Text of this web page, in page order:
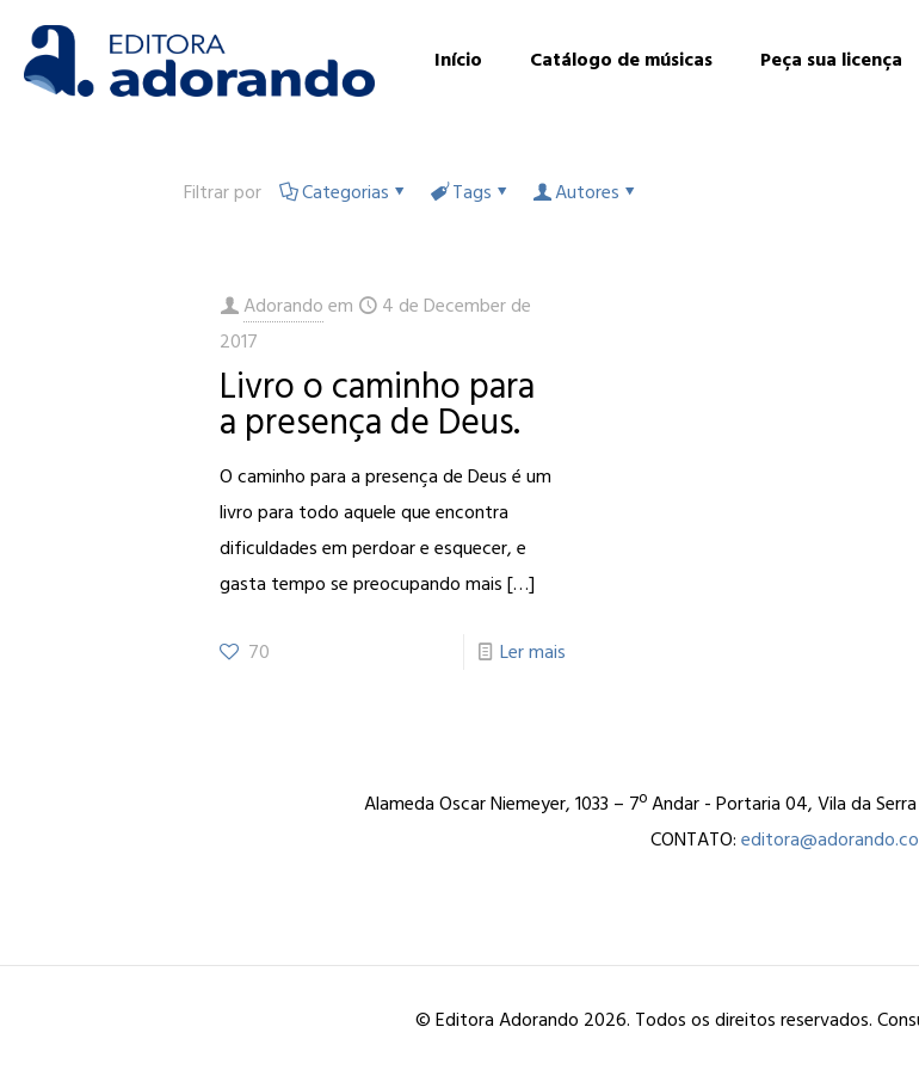
Início Catálogo de músicas Peça sua licença
Filtrar por Categorias Tags Autores
Adorando em
4 de December de
2017
Livro o caminho para
a presença de Deus.
O caminho para a presença de Deus é um
livro para todo aquele que encontra
dificuldades em perdoar e esquecer, e
gasta tempo se preocupando mais[…]
70 Ler mais
Alameda Oscar Niemeyer, 1033 – 7º Andar - Portaria 04, Vila da
CONTATO:
© Editora Adorando 2026. Todos os direitos reservados.